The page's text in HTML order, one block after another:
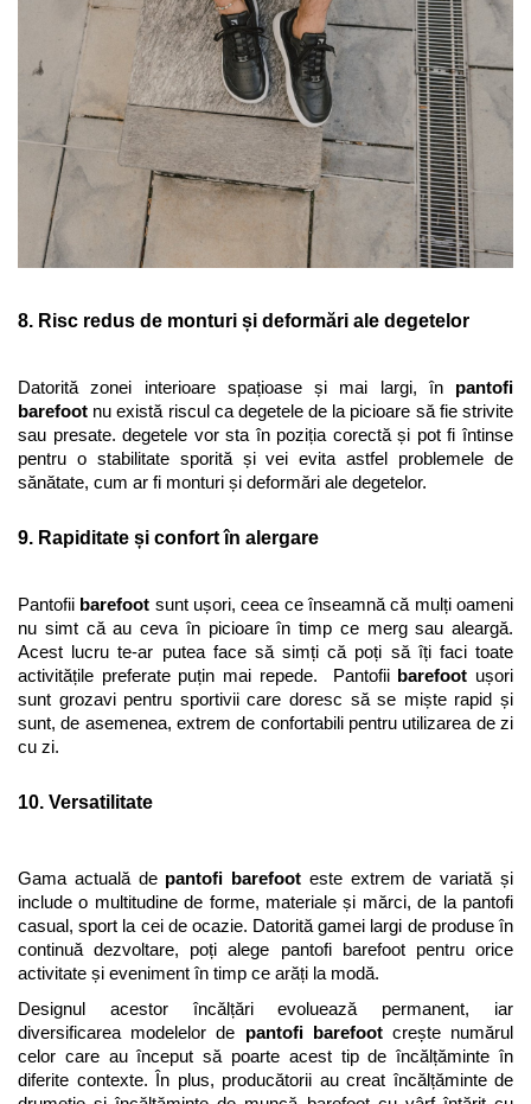
8. Risc redus de monturi și deformări ale degetelor
Datorită zonei interioare spațioase și mai largi, în pantofi
barefoot nu există riscul ca degetele de la picioare să fie strivite
sau presate. degetele vor sta în poziția corectă și pot fi întinse
pentru o stabilitate sporită și vei evita astfel problemele de
sănătate, cum ar fi monturi și deformări ale degetelor.
9. Rapiditate și confort în alergare
Pantofii barefoot sunt ușori, ceea ce înseamnă că mulți oameni
nu simt că au ceva în picioare în timp ce merg sau aleargă.
Acest lucru te-ar putea face să simți că poți să îți faci toate
activitățile preferate puțin mai repede.
Pantofii barefoot ușori
sunt grozavi pentru sportivii care doresc să se miște rapid și
sunt, de asemenea, extrem de confortabili pentru utilizarea de zi
cu zi.
10. Versatilitate
Gama actuală de pantofi barefoot este extrem de variată și
include o multitudine de forme, materiale și mărci, de la pantofi
casual, sport la cei de ocazie. Datorită gamei largi de produse în
continuă dezvoltare, poți alege pantofi barefoot pentru orice
activitate și eveniment în timp ce arăți la modă.
Designul acestor încălțări evoluează permanent, iar
diversificarea modelelor de pantofi barefoot crește numărul
celor care au început să poarte acest tip de încălțăminte în
diferite contexte. În plus, producătorii au creat încălțăminte de